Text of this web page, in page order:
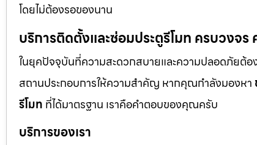
โดยไม่ต้องรอของนาน
บริการติดตั้งและซ่อมประตูรีโมท ครบวงจ
ในยุคปัจจุบันที่ความสะดวกสบายและความปลอดภัยต้อ
สถานประกอบการให้ความสำคัญ หากคุณกำลังมองหา
รีโมท ที่ได้มาตรฐาน เราคือคำตอบของคุณครับ
บริการของเรา